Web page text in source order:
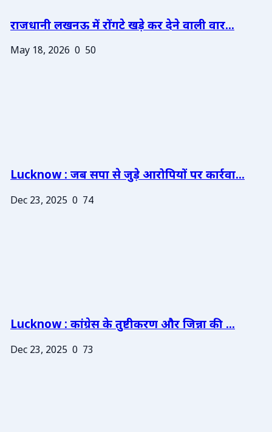
राजधानी लखनऊ में रोंगटे खड़े कर देने वाली वार...
May 18, 2026 0 50
Lucknow : जब सपा से जुड़े आरोपियों पर कार्रवा...
Dec 23, 2025 0 74
Lucknow : कांग्रेस के तुष्टीकरण और जिन्ना की ...
Dec 23, 2025 0 73